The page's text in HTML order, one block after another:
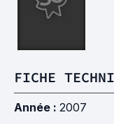
FICHE
Année : 2007